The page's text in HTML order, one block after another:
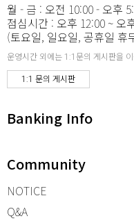
월 - 금 : 오전 10:00 - 오후
점심시간 : 오후 12:00 ~ 오
(토요일, 일요일, 공휴일 휴
운영시간 외에는 1:1문의 게시판을
1:1 문의 게시판
Banking Info
Community
NOTICE
Q&A